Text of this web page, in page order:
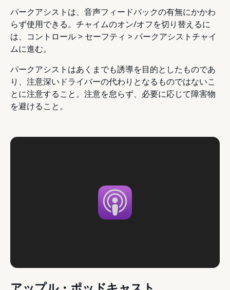
パークアシストは、音声フィードバックの有無にかかわ
らず使用できる。チャイムのオン/オフを切り替えるに
は、コントロール > セーフティ > パークアシストチャイ
ムに進む。
パークアシストはあくまでも誘導を目的としたものであ
り、注意深いドライバーの代わりとなるものではないこ
とに注意すること。注意を怠らず、必要に応じて障害物
を避けること。